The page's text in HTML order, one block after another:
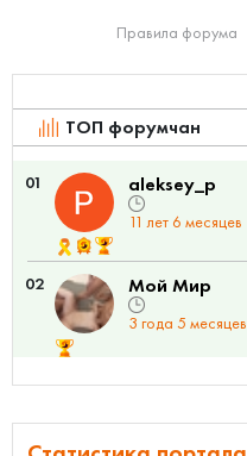
Правила форума
ТОП форумчан
01 aleksey_p
11 лет 6 месяцев
02 Мой Мир
3 года 5 месяцев